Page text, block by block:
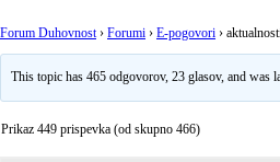
Forum Duhovnost › Forumi › E-pogovori ›
This topic has 465 odgovorov, 23 glasov, and was
Prikaz 449 prispevka (od skupno 466)